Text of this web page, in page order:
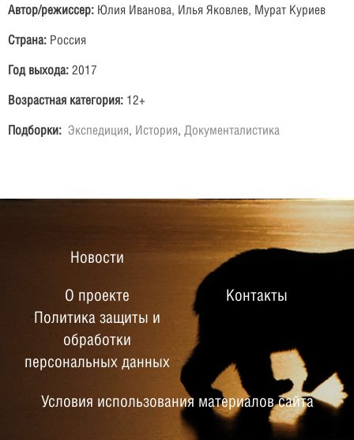
Автор/режиссер: Юлия Иванова, Илья Яковлев, Мурат Куриев
Страна: Россия
Год выхода: 2017
Возрастная категория: 12+
Подборки: Экспедиция, История, Документалистика
Новости
Условия использования материалов сайта
О проекте
Контакты
Политика защиты и
обработки
персональных данных